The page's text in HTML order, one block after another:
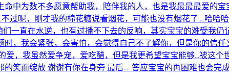
中为数不多愿意帮助我，陪伴我的人，也是我最最最爱的
过呢，刚才我的棉花糖说看烟花，可能也没有烟花了....哈
一直在水逆，也有过播不下去的反响，其实宝宝的难受我
，我会紧张，会害怕，会觉得自己不了解你，但是你的信
，我虽然爱争宠，爱吃醋，但是我更希望宝宝能够...被这个
笑而绽放 谢谢有你在身旁 最后.... 答应宝宝的再困难也会完